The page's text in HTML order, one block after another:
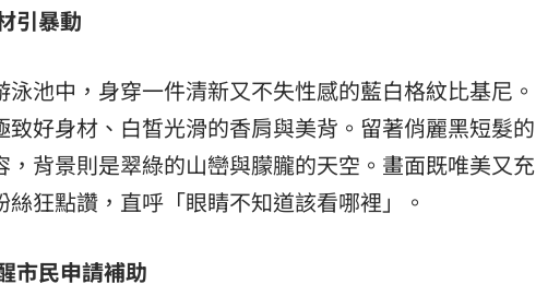
引暴動
池中，身穿一件清新又不失性感的藍白格紋比基尼。
好身材、白皙光滑的香肩與美背。留著俏麗黑短髮的
背景則是翠綠的山巒與朦朧的天空。畫面既唯美又充
狂點讚，直呼「眼睛不知道該看哪裡」。
市民申請補助